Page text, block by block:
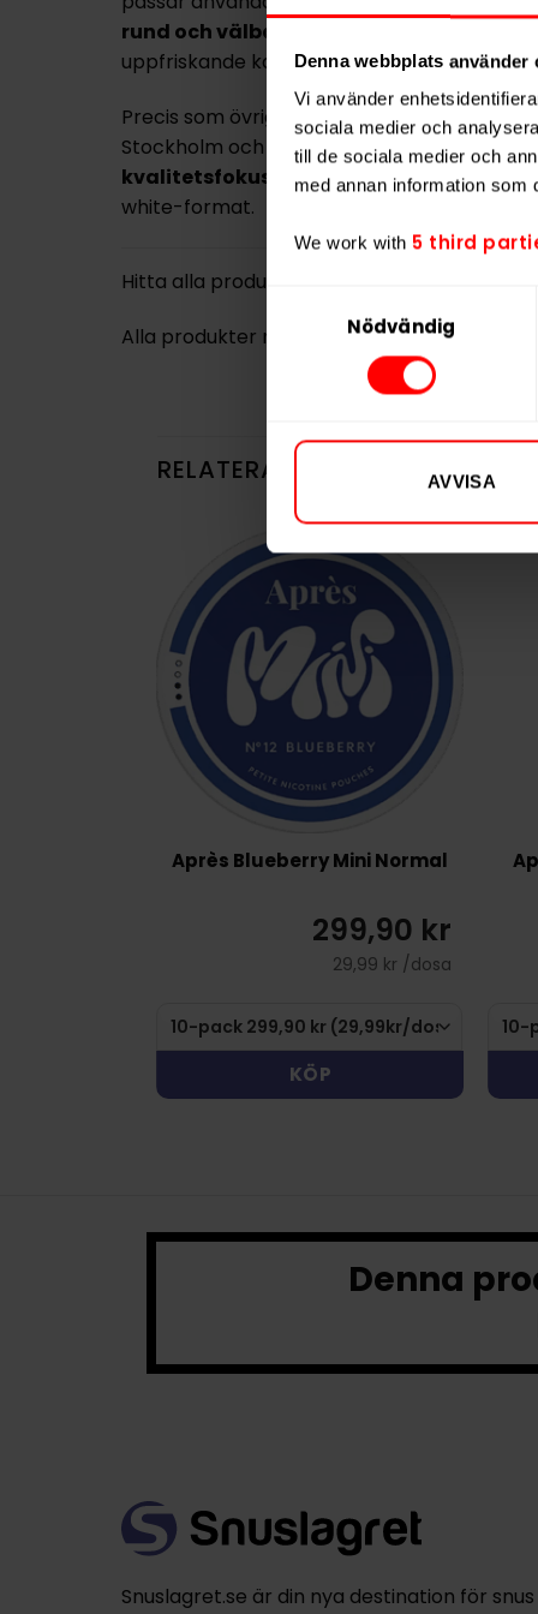
Denna webbplats använder
Vi använder
sociala medier och
till de sociala medier och
med annan information som
We work with 5 third
Nödvändig
AVVISA
rund och välbalanserad
uppfriskande karaktär.
Precis som övriga produkter från Après
Stockholm och baseras helt på
kvalitetsfokuserat valför dig som vill
white-format.
Hitta alla produkter från
Alla produkter med smakenCola
RELATERADE PRODUKTER
Après Blueberry Mini Normal
299,90 kr
29,99 kr /dosa
KÖP
Denna
Snuslagret.se är din nya destination för